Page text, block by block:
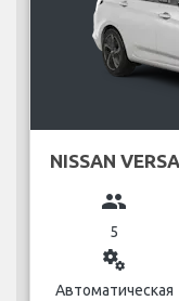
NISSAN VERSA
group
5
miscellaneous_services
Автоматическая